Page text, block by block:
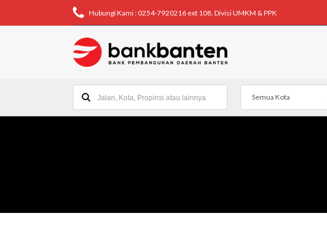
Hubungi Kami : 0254-7920216 ext 108. Divisi UMKM & PPK
Semua Kota